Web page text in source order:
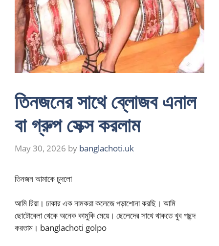
তিনজনের সাথে ব্লোজব এনাল
বা গ্রুপ সেক্স করলাম
May 30, 2026 by banglachoti.uk
তিনজন আমাকে চুদলো
আমি রিয়া। ঢাকার এক নামকরা কলেজে পড়াশোনা করছি। আমি
ছোটোবেলা থেকে অনেক কামুকি মেয়ে। ছেলেদের সাথে থাকতে খুব পছন্দ
করতাম। banglachoti golpo